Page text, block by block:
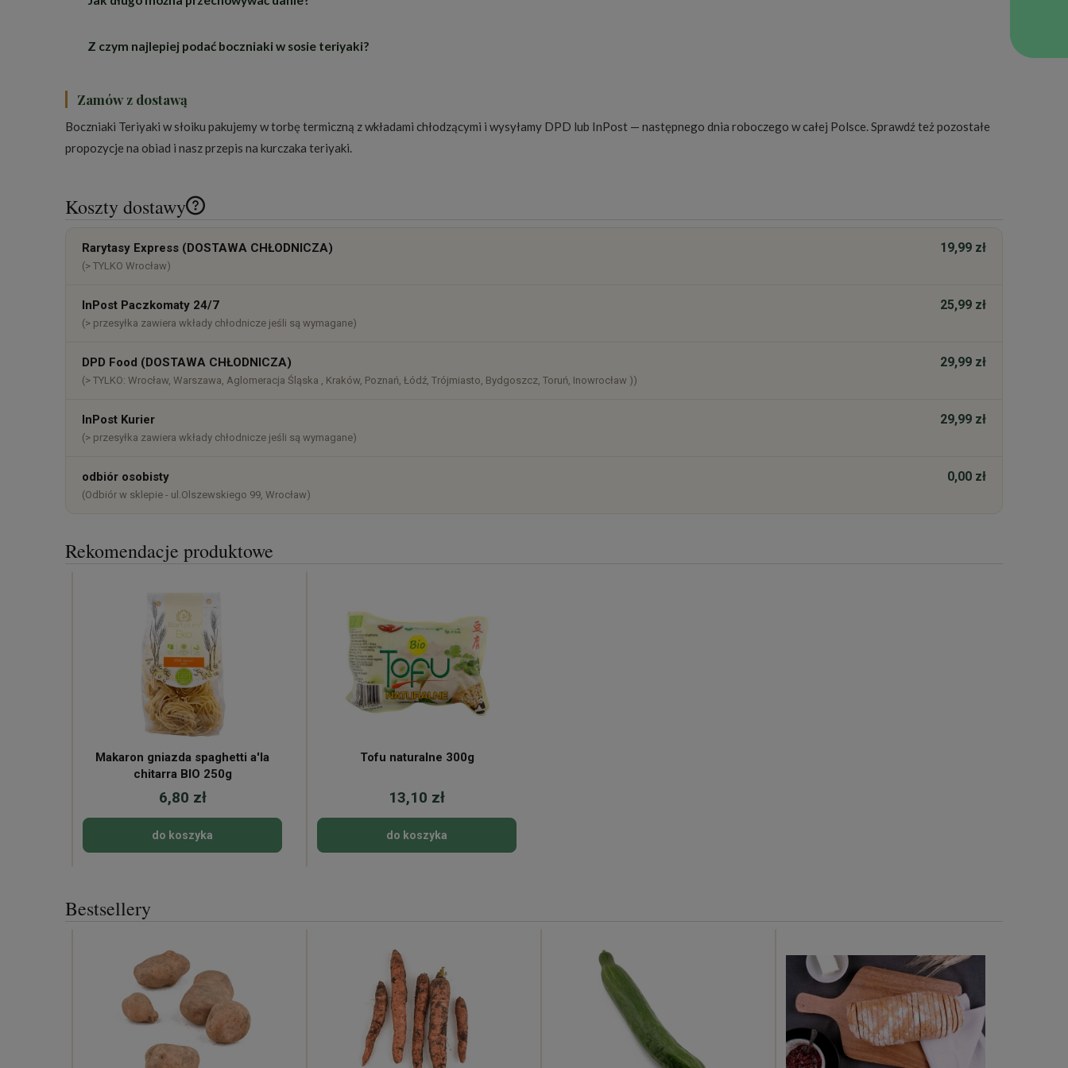
Słoik jest pasteryzowany, dlatego przed otwarciem można go trzymać w lodówce do trzech miesięcy. Po otwarciu spożyj w ciągu kilku dni i przechowuj w chłodzie.
Z czym najlepiej podać boczniaki w sosie teriyaki?
Najlepiej z ryżem jaśminowym lub basmati, który chłonie sos, albo z makaronem ryżowym czy udon. Dobrze pasuje prażony sezam i posiekana dymka.
Zamów z dostawą
Boczniaki Teriyaki w słoiku pakujemy w torbę termiczną z wkładami chłodzącymi i wysyłamy DPD lub InPost — następnego dnia roboczego w całej Polsce. Sprawdź też pozostałe
propozycje na obiad i nasz przepis na kurczaka teriyaki.
Koszty dostawy
Cena nie zawiera ewentualnych kosztów
Rarytasy Express (DOSTAWA CHŁODNICZA)
(> TYLKO Wrocław)
19,99 zł
InPost Paczkomaty 24/7
(> przesyłka zawiera wkłady chłodnicze jeśli są wymagane)
25,99 zł
DPD Food (DOSTAWA CHŁODNICZA)
(> TYLKO: Wrocław, Warszawa, Aglomeracja Śląska , Kraków, Poznań, Łódź, Trójmiasto, Bydgoszcz, Toruń, Inowrocław ))
29,99 zł
InPost Kurier
(> przesyłka zawiera wkłady chłodnicze jeśli są wymagane)
29,99 zł
odbiór osobisty
(Odbiór w sklepie - ul.Olszewskiego 99, Wrocław)
0,00 zł
Rekomendacje produktowe
Makaron gniazda spaghetti a'la
chitarra BIO 250g
6,80 zł
do koszyka
Tofu naturalne 300g
13,10 zł
do koszyka
Bestsellery